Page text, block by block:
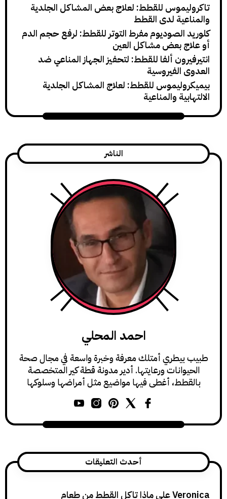
للقطط: لعلاج بعض المشاكل الجلدية
لدى القطط
الصوديوم مفرط التوتر للقطط: لرفع حجم الدم
بعض مشاكل العين
ألفا للقطط: لتحفيز الجهاز المناعي ضد
الفيروسية
للقطط: لعلاج المشاكل الجلدية
والمناعية
احمد المحلي
أمتلك معرفة وخبرة واسعة في مجال صحة
ورعايتها. أدير مدونة قطة كير المتخصصة
أغطي فيها مواضيع مثل أمراضها وسلوكها
أحدث التعليقات
علىماذا تاكل القطط من طعام